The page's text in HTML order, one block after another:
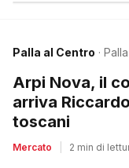
Palla al Centro ·
Arpi Nova, il
arriva
toscani
Mercato 2 min di